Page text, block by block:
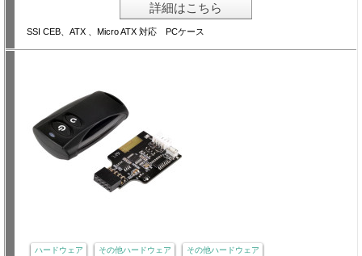
詳細はこちら
SSI CEB、ATX 、Micro ATX 対応 PCケース
ハードウェア その他ハードウェア その他ハードウェア